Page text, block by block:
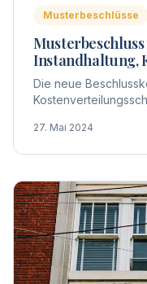
Musterbeschlüsse
Instandhaltung,
Fenster, Balkon-
Die neue
Verteilung der
27. Mai 2024